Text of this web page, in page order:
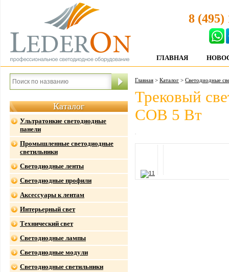
8 (495)
ГЛАВНАЯ
Каталог
Ультратонкие светодиодные
панели
Промышленные светодиодные
светильники
Светодиодные ленты
Светодиодные профили
Аксессуары к лентам
Интерьерный свет
Технический свет
Светодиодные лампы
Светодиодные модули
Светодиодные светильники
Главная > Каталог > Светодиодные
Трековый
COB 5 Вт